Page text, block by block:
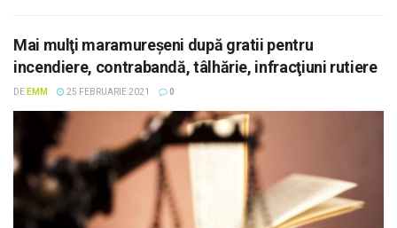
Mai mulţi maramureşeni după gratii pentru
incendiere, contrabandă, tâlhărie, infracţiuni rutiere
DE EMM 25 FEBRUARIE 2021 0